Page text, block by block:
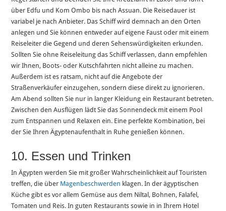
über Edfu und Kom Ombo bis nach Assuan. Die Reisedauer ist
variabel je nach Anbieter. Das Schiff wird demnach an den Orten
anlegen und Sie können entweder auf eigene Faust oder mit einem
Reiseleiter die Gegend und deren Sehenswürdigkeiten erkunden.
Sollten Sie ohne Reiseleitung das Schiff verlassen, dann empfehlen
wir Ihnen, Boots- oder Kutschfahrten nicht alleine zu machen.
Außerdem ist es ratsam, nicht auf die Angebote der
Straßenverkäufer einzugehen, sondern diese direkt zu ignorieren.
Am Abend sollten Sie nur in langer Kleidung ein Restaurant betreten.
Zwischen den Ausflügen lädt Sie das Sonnendeck mit einem Pool
zum Entspannen und Relaxen ein. Eine perfekte Kombination, bei
der Sie Ihren Ägyptenaufenthalt in Ruhe genießen können.
10. Essen und Trinken
In Ägypten werden Sie mit großer Wahrscheinlichkeit auf Touristen
treffen, die über Magenbeschwerden klagen. In der ägyptischen
Küche gibt es vor allem Gemüse aus dem Niltal, Bohnen, Falafel,
Tomaten und Reis. In guten Restaurants sowie in in Ihrem Hotel